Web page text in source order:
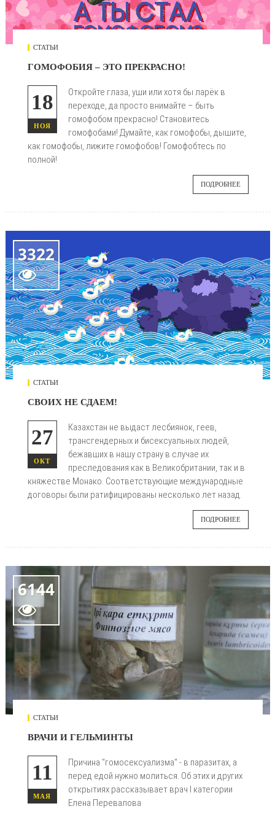
СТАТЬИ
ГОМОФОБИЯ – ЭТО ПРЕКРАСНО!
18
НОЯ
Откройте глаза, уши или хотя бы ларёк в
переходе, да просто внимайте – быть
гомофобом прекрасно! Становитесь
гомофобами! Думайте, как гомофобы, дышите,
как гомофобы, лижите гомофобов! Гомофобтесь по
полной!
ПОДРОБНЕЕ
3322

СТАТЬИ
СВОИХ НЕ СДАЕМ!
27
ОКТ
Казахстан не выдаст лесбиянок, геев,
трансгендерных и бисексуальных людей,
бежавших в нашу страну в случае их
преследования как в Великобритании, так и в
княжестве Монако. Соответствующие международные
договоры были ратифицированы несколько лет назад.
ПОДРОБНЕЕ
6144

СТАТЬИ
ВРАЧИ И ГЕЛЬМИНТЫ
11
МАЯ
Причина "гомосексуализма" - в паразитах, а
перед едой нужно молиться. Об этих и других
открытиях рассказывает врач I категории
Елена Перевалова